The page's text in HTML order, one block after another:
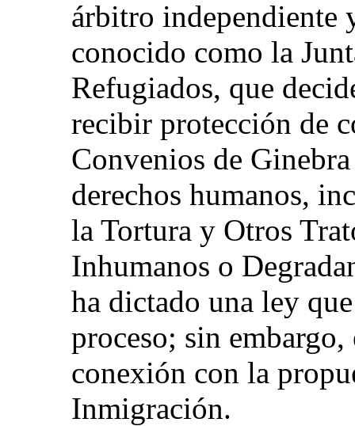
árbitro independiente
conocido como la
Refugiados, que
recibir protección de
Convenios de
derechos humanos,
la Tortura y Otros
Inhumanos o
ha dictado una ley
proceso; sin embargo,
conexión con la
Inmigración.